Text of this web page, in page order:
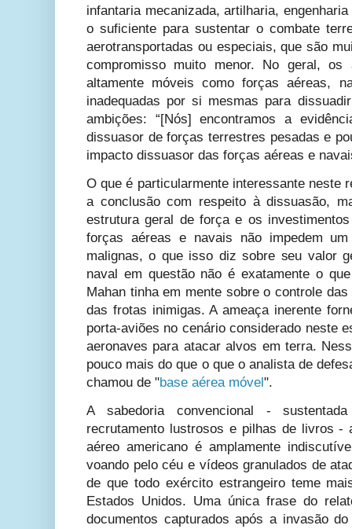
infantaria mecanizada, artilharia,
o suficiente para sustentar o combate
aerotransportadas ou especiais, que são
compromisso muito menor. No geral, os
altamente móveis como forças aéreas,
inadequadas por si mesmas para
ambições: “[Nós] encontramos a
dissuasor de forças terrestres pesadas e
impacto dissuasor das forças aéreas e
O que é particularmente interessante neste
a conclusão com respeito à dissuasão,
estrutura geral de força e os
forças aéreas e navais não impedem
malignas, o que isso diz sobre seu valor
naval em questão não é exatamente o
Mahan tinha em mente sobre o controle
das frotas inimigas. A ameaça inerente
porta-aviões no cenário considerado neste
aeronaves para atacar alvos em terra.
pouco mais do que o que o analista de
chamou de "base aérea móvel".
A sabedoria convencional -
recrutamento lustrosos e pilhas de livros -
aéreo americano é amplamente
voando pelo céu e vídeos granulados de
de que todo exército estrangeiro teme
Estados Unidos. Uma única frase do
documentos capturados após a invasão